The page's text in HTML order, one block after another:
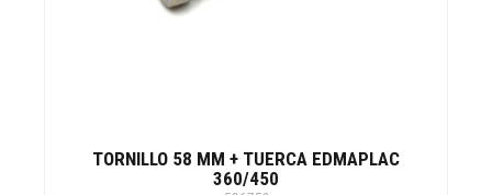
TORNILLO 58 MM + TUERCA EDMAPLAC
360/450